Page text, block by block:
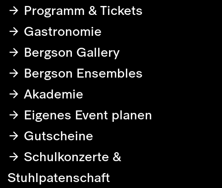
Programm & Tickets
Gastronomie
Bergson Gallery
Bergson Ensembles
Akademie
Eigenes Event planen
Gutscheine
Schulkonzerte &
Stuhlpatenschaft